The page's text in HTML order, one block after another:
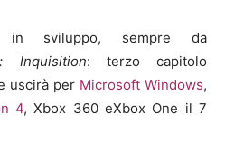
in sviluppo, sempre da
Inquisition: terzo capitolo
uscirà per Microsoft Windows,
4, Xbox 360 eXbox One il 7